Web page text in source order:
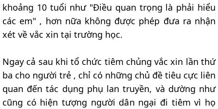
khoảng 10 tuổi như "Điều quan trọng là phải hiểu
các em" , hơn nữa không được phép đưa ra nhận
xét về vắc xin tại trường học.
Ngay cả sau khi tổ chức tiêm chủng vắc xin lần thứ
ba cho người trẻ , chỉ có những chủ đề tiêu cực liên
quan đến tác dụng phụ lan truyền, và dường như
cũng có hiện tượng người dân ngại đi tiêm vì họ